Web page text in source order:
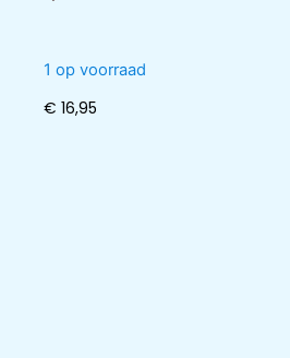
1 op voorraad
€ 16,95